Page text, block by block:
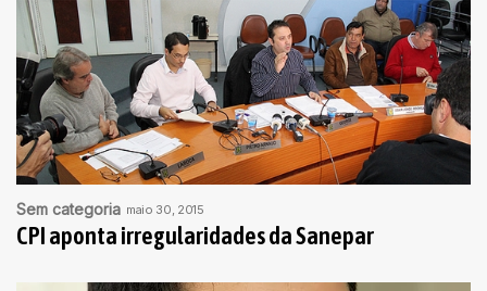
Sem categoria maio 30, 2015
CPI aponta irregularidades da Sanepar